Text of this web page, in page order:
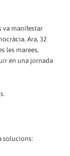
va manifestar
Ara, 32
les marees,
en una jornada
solucions: